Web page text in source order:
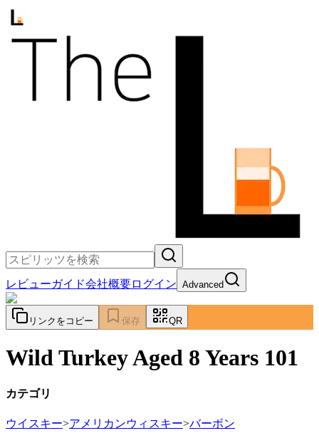
レビューガイド会社概要ログイン Advanced
リンクをコピー 保存 QR
Wild Turkey Aged 8 Years 101
カテゴリ
ウイスキー>アメリカンウィスキー>バーボン